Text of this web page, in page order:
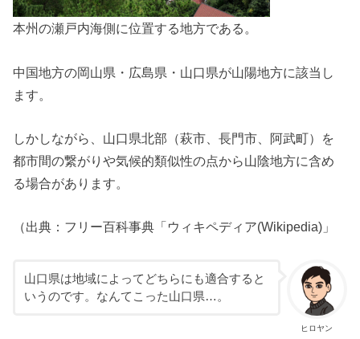
本州の瀬戸内海側に位置する地方である。
中国地方の岡山県・広島県・山口県が山陽地方に該当し
ます。
しかしながら、山口県北部（萩市、長門市、阿武町）を
都市間の繋がりや気候的類似性の点から山陰地方に含め
る場合があります。
（出典：フリー百科事典「ウィキペディア(Wikipedia)」
ヒロヤン
山口県は地域によってどちらにも適合すると
いうのです。なんてこった山口県…。